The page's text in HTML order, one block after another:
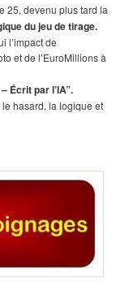
25, devenu plus tard la
du jeu de tirage.
l’impact de
et de l’EuroMillions à
Écrit par l’IA”.
hasard, la logique et